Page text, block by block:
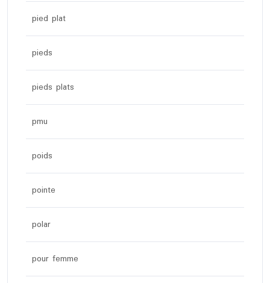
pied plat
pieds
pieds plats
pmu
poids
pointe
polar
pour femme